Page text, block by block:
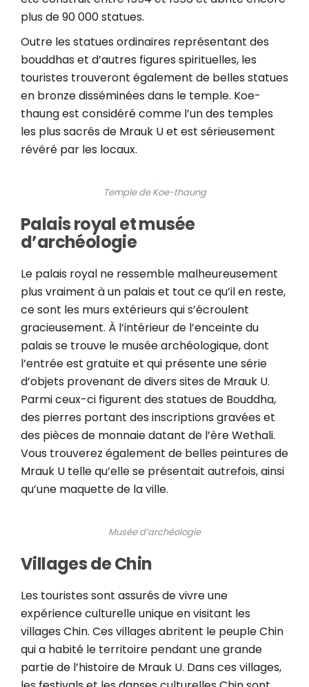
plus de 90 000 statues.
Outre les statues ordinaires représentant des
bouddhas et d’autres figures spirituelles, les
touristes trouveront également de belles statues
en bronze disséminées dans le temple. Koe-
thaung est considéré comme l’un des temples
les plus sacrés de Mrauk U et est sérieusement
révéré par les locaux.
Temple de Koe-thaung
Palais royal et musée
d’archéologie
Le palais royal ne ressemble malheureusement
plus vraiment à un palais et tout ce qu’il en reste,
ce sont les murs extérieurs qui s’écroulent
gracieusement. À l’intérieur de l’enceinte du
palais se trouve le musée archéologique, dont
l’entrée est gratuite et qui présente une série
d’objets provenant de divers sites de Mrauk U.
Parmi ceux-ci figurent des statues de Bouddha,
des pierres portant des inscriptions gravées et
des pièces de monnaie datant de l’ère Wethali.
Vous trouverez également de belles peintures de
Mrauk U telle qu’elle se présentait autrefois, ainsi
qu’une maquette de la ville.
Musée d’archéologie
Villages de Chin
Les touristes sont assurés de vivre une
expérience culturelle unique en visitant les
villages Chin. Ces villages abritent le peuple Chin
qui a habité le territoire pendant une grande
partie de l’histoire de Mrauk U. Dans ces villages,